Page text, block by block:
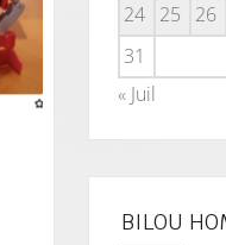
24
25 26
31
« Juil
BILOU